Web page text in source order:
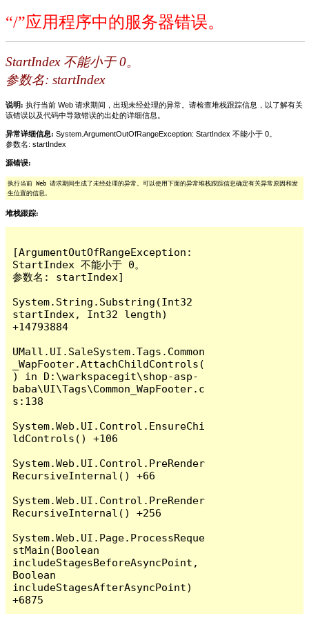
“/”应用程序中的服务器错误。
StartIndex 不能小于 0。
参数名: startIndex
说明: 执行当前 Web 请求期间，出现未经处理的异常。请检查堆栈跟踪信息，以了解有关
该错误以及代码中导致错误的出处的详细信息。
异常详细信息: System.ArgumentOutOfRangeException: StartIndex 不能小于 0。
参数名: startIndex
源错误:
执行当前 Web 请求期间生成了未经处理的异常。可以使用下面的异常堆栈跟踪信息确定有关异常原因和发
生位置的信息。
堆栈跟踪:
[ArgumentOutOfRangeException:
StartIndex 不能小于 0。
参数名: startIndex]
System.String.Substring(Int32
startIndex, Int32 length)
+14793884
UMall.UI.SaleSystem.Tags.Common
_WapFooter.AttachChildControls(
) in D:\warkspacegit\shop-asp-
baba\UI\Tags\Common_WapFooter.c
s:138
System.Web.UI.Control.EnsureChi
ldControls() +106
System.Web.UI.Control.PreRender
RecursiveInternal() +66
System.Web.UI.Control.PreRender
RecursiveInternal() +256
System.Web.UI.Page.ProcessReque
stMain(Boolean
includeStagesBeforeAsyncPoint,
Boolean
includeStagesAfterAsyncPoint)